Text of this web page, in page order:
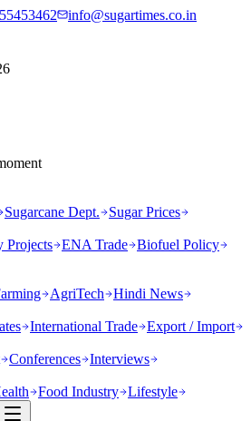
info@sugartimes.co.in
Sugarcane Dept.
Sugar Prices
Projects ENA Trade Biofuel Policy
AgriTech
Hindi News
International Trade Export / Import
Conferences Interviews
Food Industry Lifestyle